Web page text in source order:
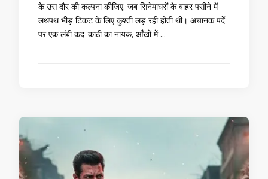
के उस दौर की कल्पना कीजिए, जब सिनेमाघरों के बाहर पसीने में
लथपथ भीड़ टिकट के लिए कुश्ती लड़ रही होती थी। अचानक पर्दे
पर एक लंबी कद-काठी का नायक, आँखों में …